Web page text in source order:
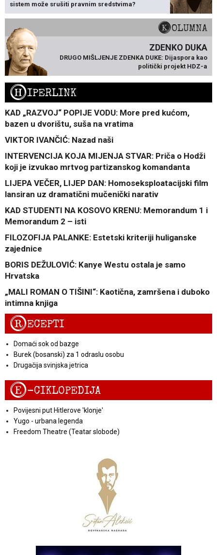
sistem može srušiti pravnim sredstvima?
KOLUMNA
ZDENKO DUKA
DRUGO MIŠLJENJE ZDENKA DUKE: Dijaspora kao
politički projekt HDZ-a
HIPERLINK
KAD „RAZVOJ“ POPIJE VODU: More pred kućom,
bazen u dvorištu, suša na vratima
VIKTOR IVANČIĆ: Nazad naši
INTERVENCIJA KOJA MIJENJA STVAR: Priča o Hodži
koji je izvukao mrtvog partizanskog komandanta
LIJEPA VEČER, LIJEP DAN: Homoseksploatacijski film
lansiran uz dramatični mučenički narativ
KAD STUDENTI NA KOSOVO KRENU: Memorandum 1 i
Memorandum 2 – isti
FILOZOFIJA PALANKE: Estetski kriteriji huliganske
zajednice
BORIS DEŽULOVIĆ: Kanye Westu ostala je samo
Hrvatska
„MALI ROMAN O TIŠINI“: Kaotična, zamršena i duboko
intimna knjiga
RECEPTI
Domaći sok od bazge
Burek (bosanski) za 1 odraslu osobu
Drugačija svinjska jetrica
E-CIKLOPEDIJA
Povijesni put Hitlerove 'klonje'
Yugo - urbana legenda
Freedom Theatre (Teatar slobode)